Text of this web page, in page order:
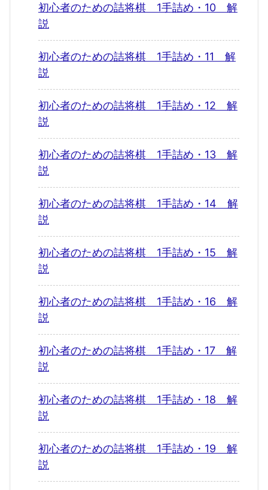
初心者のための詰将棋 1手詰め・10 解
説
初心者のための詰将棋 1手詰め・11 解
説
初心者のための詰将棋 1手詰め・12 解
説
初心者のための詰将棋 1手詰め・13 解
説
初心者のための詰将棋 1手詰め・14 解
説
初心者のための詰将棋 1手詰め・15 解
説
初心者のための詰将棋 1手詰め・16 解
説
初心者のための詰将棋 1手詰め・17 解
説
初心者のための詰将棋 1手詰め・18 解
説
初心者のための詰将棋 1手詰め・19 解
説